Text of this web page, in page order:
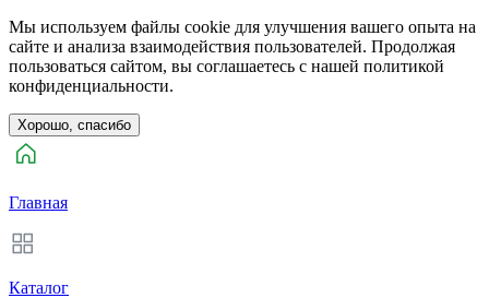
Мы используем файлы cookie для улучшения вашего опыта на
сайте и анализа взаимодействия пользователей. Продолжая
пользоваться сайтом, вы соглашаетесь с нашей политикой
конфиденциальности.
Хорошо, спасибо
Главная
Каталог